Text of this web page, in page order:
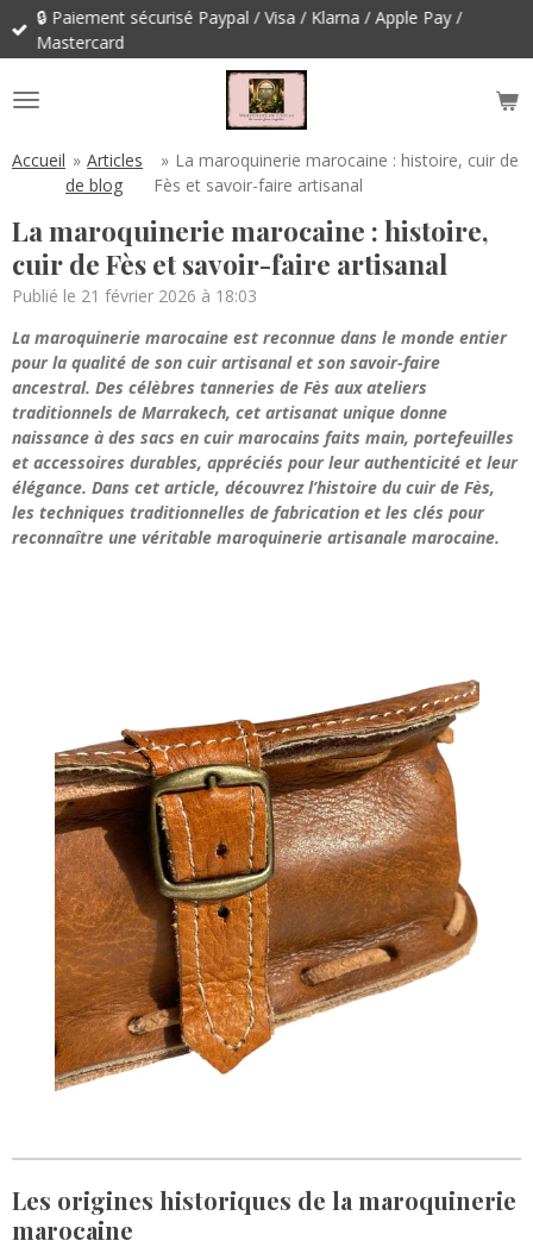
Passer
principal
Paypal / Visa / Klarna / Apple Pay /
Accueil » Articles
de blog
» La maroquinerie marocaine : histoire, cuir de
Fès et savoir-faire artisanal
La maroquinerie marocaine : histoire,
cuir de Fès et savoir-faire artisanal
Publié le 21 février 2026 à 18:03
La maroquinerie marocaine est reconnue dans le monde entier
pour la qualité de son cuir artisanal et son savoir-faire
ancestral. Des célèbres tanneries de Fès aux ateliers
traditionnels de Marrakech, cet artisanat unique donne
naissance à des sacs en cuir marocains faits main, portefeuilles
et accessoires durables, appréciés pour leur authenticité et leur
élégance. Dans cet article, découvrez l’histoire du cuir de Fès,
les techniques traditionnelles de fabrication et les clés pour
reconnaître une véritable maroquinerie artisanale marocaine.
Les origines historiques de la maroquinerie
marocaine